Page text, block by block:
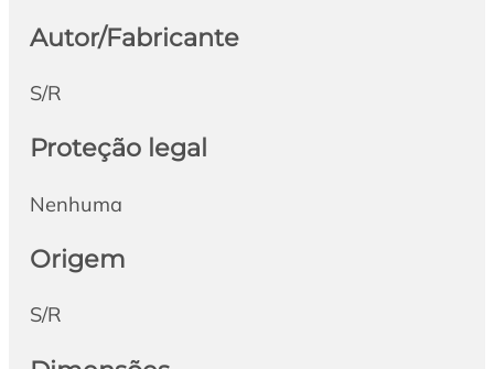
Autor/Fabricante
S/R
Proteção legal
Nenhuma
Origem
S/R